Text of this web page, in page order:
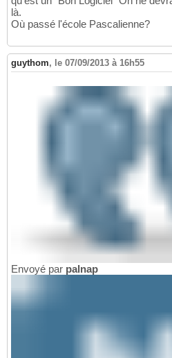
là.
Où passé l'école Pascalienne?
guythom, le 07/09/2013 à 16h55
Envoyé par palnap